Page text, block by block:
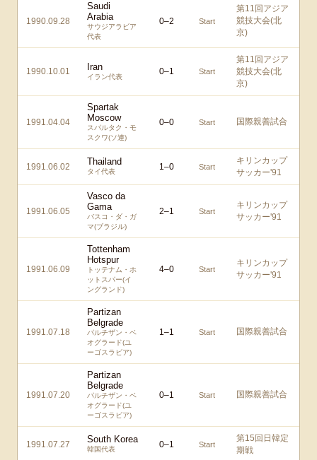
1990.09.28
Saudi
Arabia
サウジアラビア
代表
0–2 Start
第11回アジア
競技大会(北
京)
1990.10.01 Iran
イラン代表
0–1 Start
第11回アジア
競技大会(北
京)
1991.04.04
Spartak
Moscow
スパルタク・モ
スクワ(ソ連)
0–0 Start 国際親善試合
1991.06.02 Thailand
タイ代表 1–0 Start
キリンカップ
サッカー'91
1991.06.05
Vasco da
Gama
バスコ・ダ・ガ
マ(ブラジル)
2–1 Start
キリンカップ
サッカー'91
1991.06.09
Tottenham
Hotspur
トッテナム・ホ
ットスパー(イ
ングランド)
4–0 Start
キリンカップ
サッカー'91
1991.07.18
Partizan
Belgrade
パルチザン・ベ
オグラード(ユ
ーゴスラビア)
1–1 Start 国際親善試合
1991.07.20
Partizan
Belgrade
パルチザン・ベ
オグラード(ユ
ーゴスラビア)
0–1 Start 国際親善試合
1991.07.27 South Korea
韓国代表 0–1 Start
第15回日韓定
期戦